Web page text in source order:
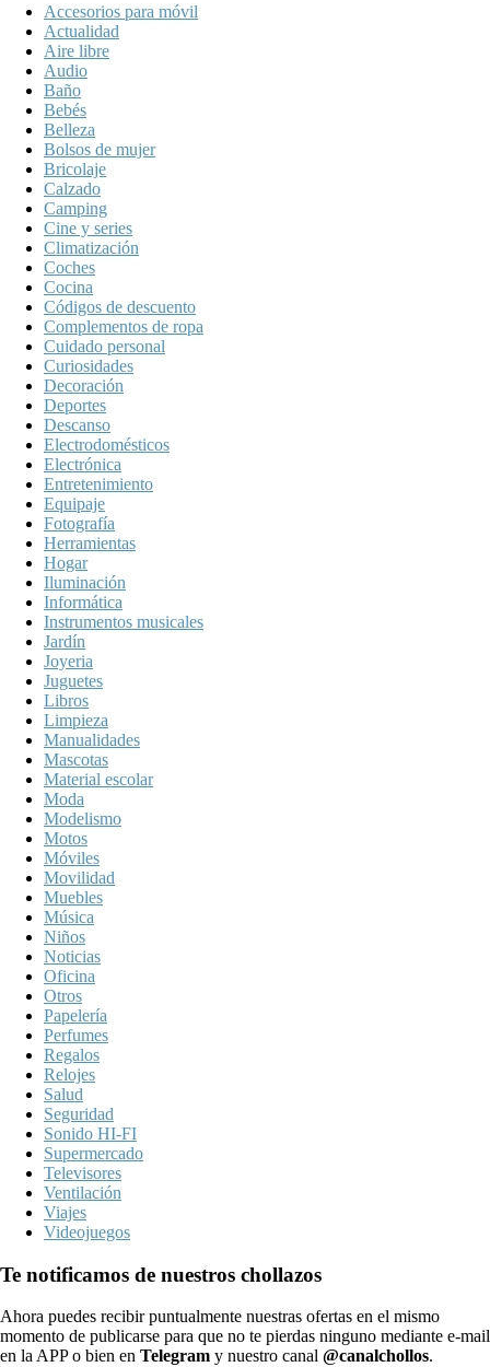
Accesorios para móvil
Actualidad
Aire libre
Audio
Baño
Bebés
Belleza
Bolsos de mujer
Bricolaje
Calzado
Camping
Cine y series
Climatización
Coches
Cocina
Códigos de descuento
Complementos de ropa
Cuidado personal
Curiosidades
Decoración
Deportes
Descanso
Electrodomésticos
Electrónica
Entretenimiento
Equipaje
Fotografía
Herramientas
Hogar
Iluminación
Informática
Instrumentos musicales
Jardín
Joyeria
Juguetes
Libros
Limpieza
Manualidades
Mascotas
Material escolar
Moda
Modelismo
Motos
Móviles
Movilidad
Muebles
Música
Niños
Noticias
Oficina
Otros
Papelería
Perfumes
Regalos
Relojes
Salud
Seguridad
Sonido HI-FI
Supermercado
Televisores
Ventilación
Viajes
Videojuegos
Te notificamos de nuestros chollazos
Ahora puedes recibir puntualmente nuestras ofertas en el mismo
momento de publicarse para que no te pierdas ninguno mediante e-mail
en la APP o bien en Telegram y nuestro canal @canalchollos.